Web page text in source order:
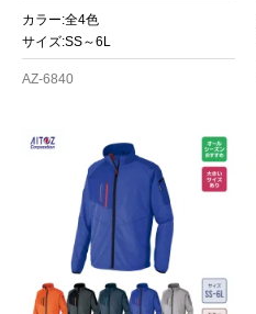
カラー:全4色
サイズ:SS～6L
AZ-6840